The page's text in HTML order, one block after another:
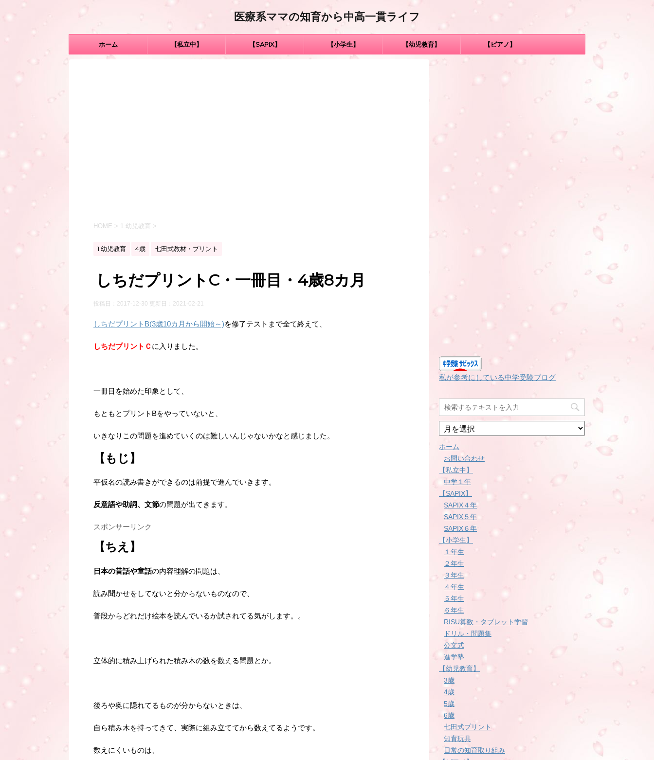
医療系ママの知育から中高一貫ライフ
ホーム 【私立中】 【SAPIX】 【小学生】 【幼児教育】 【ピアノ】
HOME > 1.幼児教育 >
1.幼児教育 4歳 七田式教材・プリント
しちだプリントC・一冊目・4歳8カ月
投稿日：2017-12-30 更新日： 2021-02-21
しちだプリントB(3歳10カ月から開始～)を修了テストまで全て終えて、
しちだプリントＣ に入りました。
一冊目を始めた印象として、
もともとプリントBをやっていないと、
いきなりこの問題を進めていくのは難しいんじゃないかなと感じました。
【もじ】
平仮名の読み書きができるのは前提で進んでいきます。
反意語や助詞、文節の問題が出てきます。
スポンサーリンク
【ちえ】
日本の昔話や童話の内容理解の問題は、
読み聞かせをしてないと分からないものなので、
普段からどれだけ絵本を読んでいるか試されてる気がします。。
立体的に積み上げられた積み木の数を数える問題とか。
後ろや奥に隠れてるものが分からないときは、
自ら積み木を持ってきて、実際に組み立ててから数えてるようです。
数えにくいものは、
私が参考にしている中学受験ブログ
月
別
ホーム
お問い合わせ
【私立中】
中学１年
【SAPIX】
SAPIX４年
SAPIX５年
SAPIX６年
【小学生】
１年生
２年生
３年生
４年生
５年生
６年生
RISU算数・タブレット学習
ドリル・問題集
公文式
進学塾
【幼児教育】
3歳
4歳
5歳
6歳
七田式プリント
知育玩具
日常の知育取り組み